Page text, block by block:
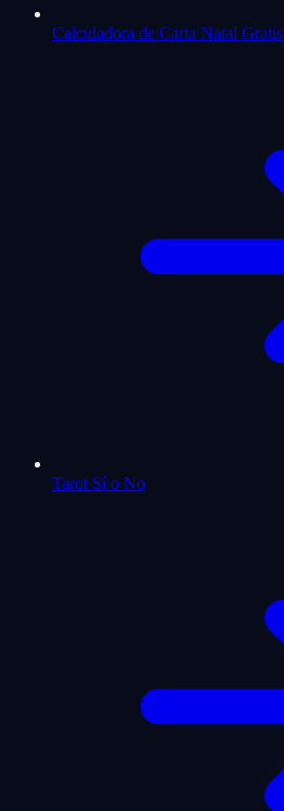
Calculadora de Carta Natal Gratis
Tarot Sí o No